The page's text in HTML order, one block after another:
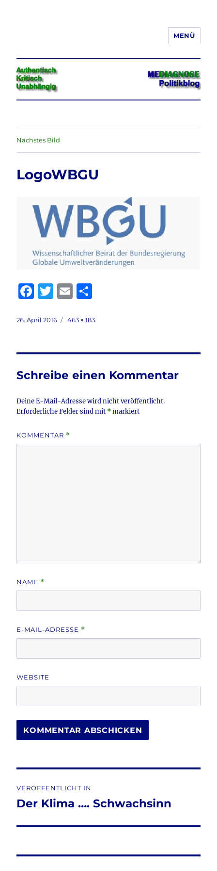
Jeder hat das Recht, seine
Meinung in Wort, Schrift und Bild
frei zu äußern und zu verbreiten
MENÜ
Nächstes Bild
LogoWBGU
F
c
b
o
o
k
T
it
r
E
ai le
Veröffentlicht
26. April 2016
Volle
463 × 183
Schreibe einen Kommentar
Deine E-Mail-Adresse wird nicht veröffentlicht.
Erforderliche Felder sind mit *markiert
KOMMENTAR *
NAME *
E-MAIL-ADRESSE *
WEBSITE
VERÖFFENTLICHT IN
Der Klima …. Schwachsinn